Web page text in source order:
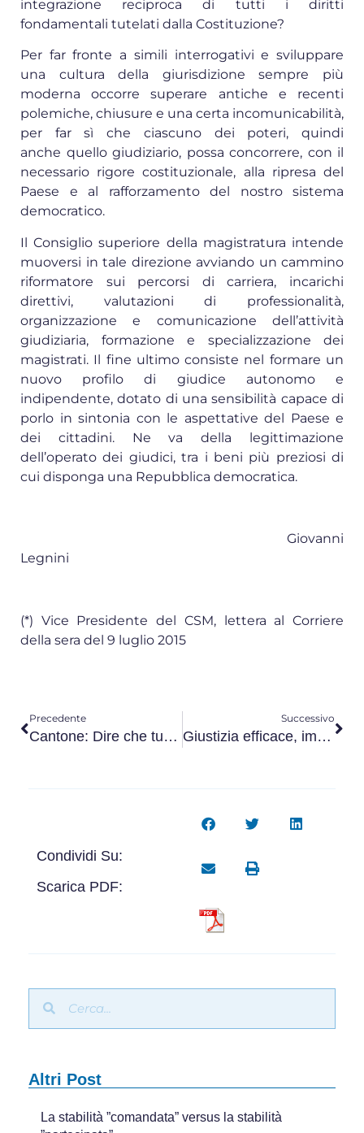
integrazione reciproca di tutti i diritti
fondamentali tutelati dalla Costituzione?
Per far fronte a simili interrogativi e sviluppare
una cultura della giurisdizione sempre più
moderna occorre superare antiche e recenti
polemiche, chiusure e una certa incomunicabilità,
per far sì che ciascuno dei poteri, quindi
anche quello giudiziario, possa concorrere, con il
necessario rigore costituzionale, alla ripresa del
Paese e al rafforzamento del nostro sistema
democratico.
Il Consiglio superiore della magistratura intende
muoversi in tale direzione avviando un cammino
riformatore sui percorsi di carriera, incarichi
direttivi, valutazioni di professionalità,
organizzazione e comunicazione dell’attività
giudiziaria, formazione e specializzazione dei
magistrati. Il fine ultimo consiste nel formare un
nuovo profilo di giudice autonomo e
indipendente, dotato di una sensibilità capace di
porlo in sintonia con le aspettative del Paese e
dei cittadini. Ne va della legittimazione
dell’operato dei giudici, tra i beni più preziosi di
cui disponga una Repubblica democratica.
Giovanni
Legnini
(*) Vice Presidente del CSM, lettera al Corriere
della sera del 9 luglio 2015
Precedente
Cantone: Dire che tutto è corruzione significa niente corruzione
Successivo
Giustizia efficace, impresa legale
Condividi Su:
Scarica PDF:
Altri Post
La stabilità ”comandata” versus la stabilità